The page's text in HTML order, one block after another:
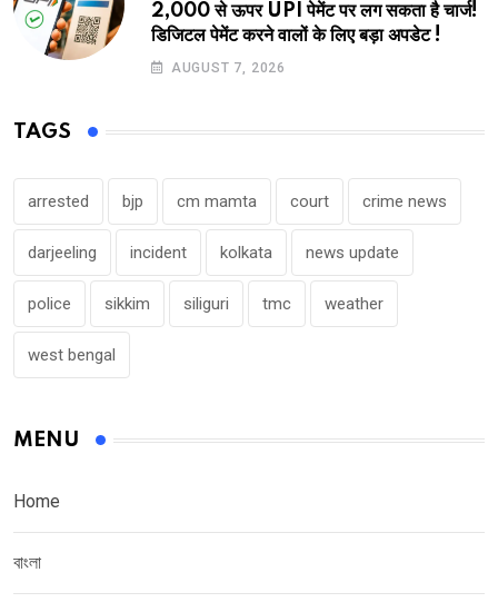
2,000 से ऊपर UPI पेमेंट पर लग सकता है चार्ज!
डिजिटल पेमेंट करने वालों के लिए बड़ा अपडेट !
AUGUST 7, 2026
TAGS
arrested bjp cm mamta court crime news
darjeeling incident kolkata news update
police sikkim siliguri tmc weather
west bengal
MENU
Home
বাংলা